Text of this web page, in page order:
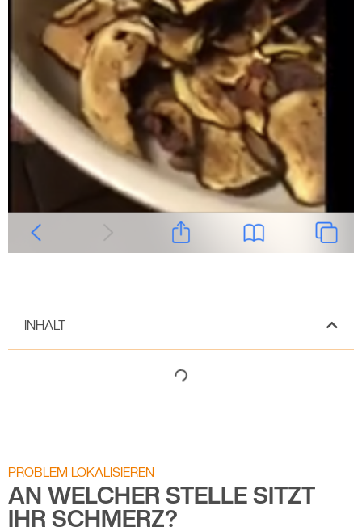
INHALT
PROBLEM LOKALISIEREN
AN WELCHER STELLE SITZT
IHR SCHMERZ?